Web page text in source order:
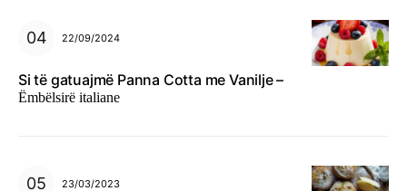
22/09/2024
Si të gatuajmë Panna Cotta me Vanilje –
Ëmbëlsirë italiane
23/03/2023